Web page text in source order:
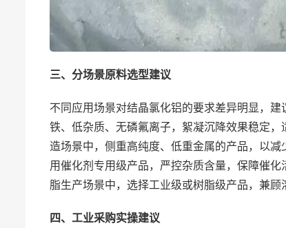
三、分场景原料选型建议
不同应用场景对结晶氯化铝的要求差异明显，
铁、低杂质、无磷氟离子，絮凝沉降效果稳定
造场景中，侧重高纯度、低重金属的产品，以
用催化剂专用级产品，严控杂质含量，保障催
脂生产场景中，选择工业级或树脂级产品，兼顾
四、工业采购实操建议